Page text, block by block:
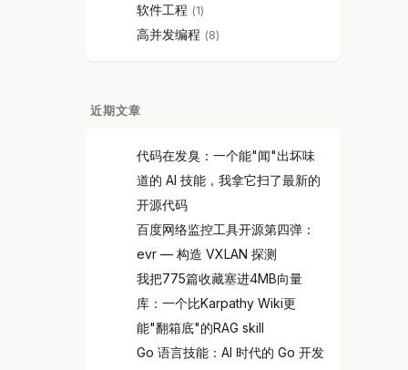
软件工程 1
高并发编程 8
近期文章
代码在发臭：一个能"闻"出坏味
道的 AI 技能，我拿它扫了最新的
开源代码
百度网络监控工具开源第四弹：
evr — 构造 VXLAN 探测
我把775篇收藏塞进4MB向量
库：一个比Karpathy Wiki更
能"翻箱底"的RAG skill
Go 语言技能：AI 时代的 Go 开发